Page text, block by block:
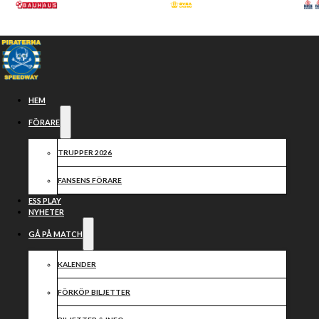
Hoppa till huvudinnehåll
HEM
FÖRARE
TRUPPER 2026
FANSENS FÖRARE
ESS PLAY
NYHETER
GÅ PÅ MATCH
KALENDER
FÖRKÖP BILJETTER
LUCKA NR 8